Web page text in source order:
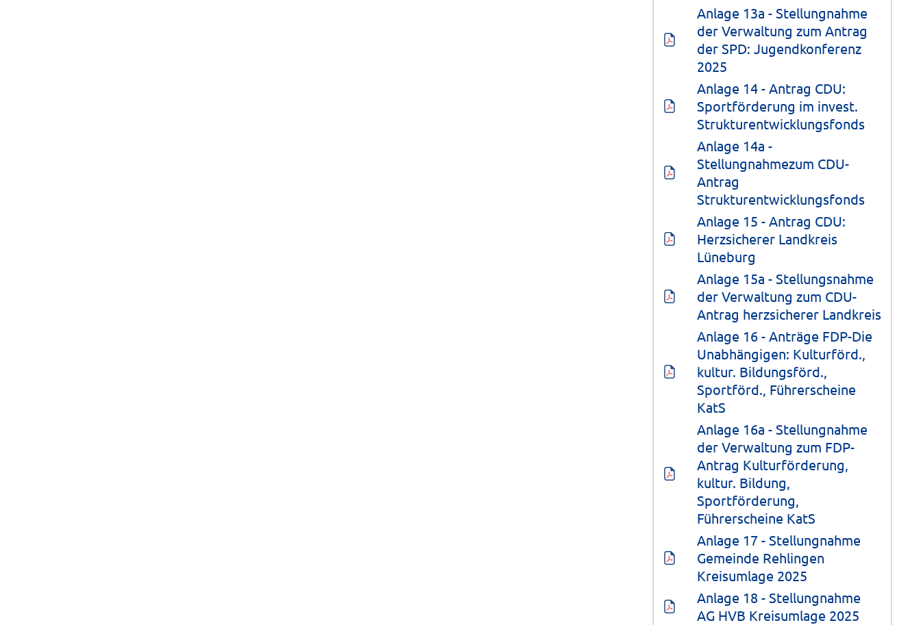
Anlage 13a - Stellungnahme
der Verwaltung zum Antrag
der SPD: Jugendkonferenz
2025
Anlage 14 - Antrag CDU:
Sportförderung im invest.
Strukturentwicklungsfonds
Anlage 14a -
Stellungnahmezum CDU-
Antrag
Strukturentwicklungsfonds
Anlage 15 - Antrag CDU:
Herzsicherer Landkreis
Lüneburg
Anlage 15a - Stellungsnahme
der Verwaltung zum CDU-
Antrag herzsicherer Landkreis
Anlage 16 - Anträge FDP-Die
Unabhängigen: Kulturförd.,
kultur. Bildungsförd.,
Sportförd., Führerscheine
KatS
Anlage 16a - Stellungnahme
der Verwaltung zum FDP-
Antrag Kulturförderung,
kultur. Bildung,
Sportförderung,
Führerscheine KatS
Anlage 17 - Stellungnahme
Gemeinde Rehlingen
Kreisumlage 2025
Anlage 18 - Stellungnahme
AG HVB Kreisumlage 2025